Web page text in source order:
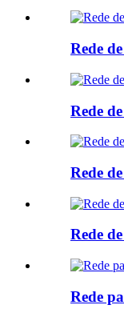
Rede
Rede
Rede
Rede
Rede